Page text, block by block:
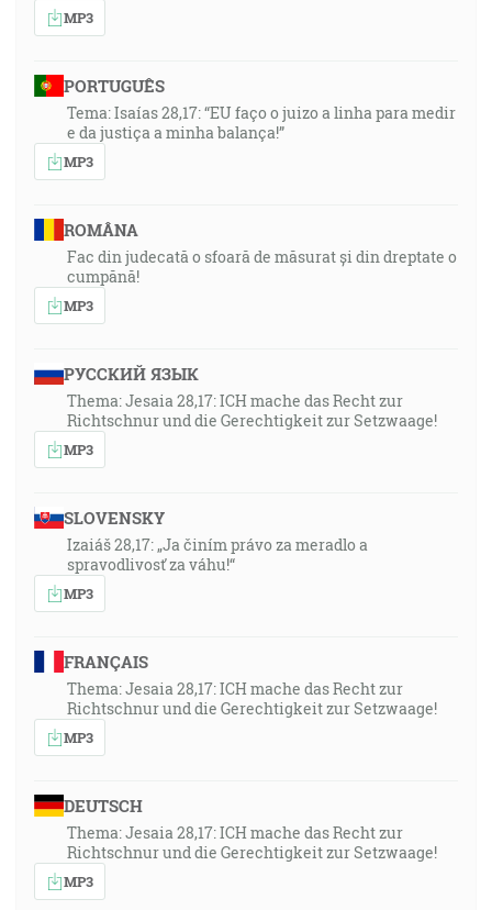
MP3
PORTUGUÊS
Tema: Isaías 28,17: “EU faço o juizo a linha para medir
e da justiça a minha balança!”
MP3
ROMÂNA
Fac din judecată o sfoară de măsurat și din dreptate o
cumpănă!
MP3
РУССКИЙ ЯЗЫК
Thema: Jesaia 28,17: ICH mache das Recht zur
Richtschnur und die Gerechtigkeit zur Setzwaage!
MP3
SLOVENSKY
Izaiáš 28,17: „Ja činím právo za meradlo a
spravodlivosť za váhu!“
MP3
FRANÇAIS
Thema: Jesaia 28,17: ICH mache das Recht zur
Richtschnur und die Gerechtigkeit zur Setzwaage!
MP3
DEUTSCH
Thema: Jesaia 28,17: ICH mache das Recht zur
Richtschnur und die Gerechtigkeit zur Setzwaage!
MP3